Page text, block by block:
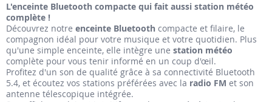
L'enceinte Bluetooth compacte qui fait aussi station météo
complète !
Découvrez notre enceinte Bluetooth compacte et filaire, le
compagnon idéal pour votre musique et votre quotidien. Plus
qu'une simple enceinte, elle intègre une station météo
complète pour vous tenir informé en un coup d'œil.
Profitez d'un son de qualité grâce à sa connectivité Bluetooth
5.4, et écoutez vos stations préférées avec la radio FM et son
antenne télescopique intégrée.